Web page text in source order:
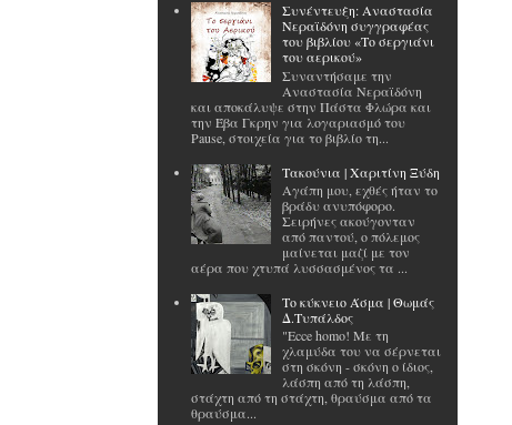
Συνέντευξη: Αναστασία
Νεραϊδόνη συγγραφέας
του βιβλίου «Το σεργιάνι
του αερικού»
Συναντήσαμε την
Αναστασία Νεραϊδόνη
και αποκάλυψε στην Πάστα Φλώρα και
την Έβα Γκρην για λογαριασμό του
Pause, στοιχεία για το βιβλίο τη...
Tακούνια | Χαριτίνη Ξύδη
Αγάπη μου, εχθές ήταν το
βράδυ ανυπόφορο.
Σειρήνες ακούγονταν
από παντού, ο πόλεμος
μαίνεται μαζί με τον
αέρα που χτυπά λυσσασμένος τα ...
Το κύκνειο Άσμα | Θωμάς
Δ.Τυπάλδος
"Ecce homo! Με τη
χλαμύδα του να σέρνεται
στη σκόνη - σκόνη ο ίδιος,
λάσπη από τη λάσπη,
στάχτη από τη στάχτη, θραύσμα από τα
θραύσμα...